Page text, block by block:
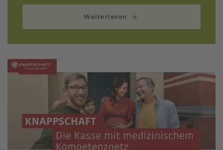
Weiterlesen